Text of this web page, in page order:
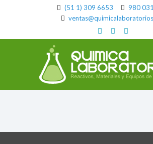
(51 1) 309 6653
980